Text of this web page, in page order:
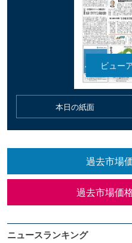
本日の紙面
過去市場
過去市場価
ニュースランキング